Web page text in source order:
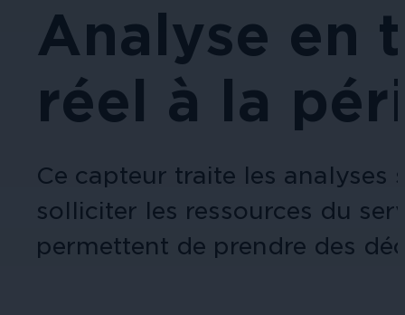
Analyse en
réel à la
Ce capteur traite les
solliciter les ressources du
permettent de prendre des